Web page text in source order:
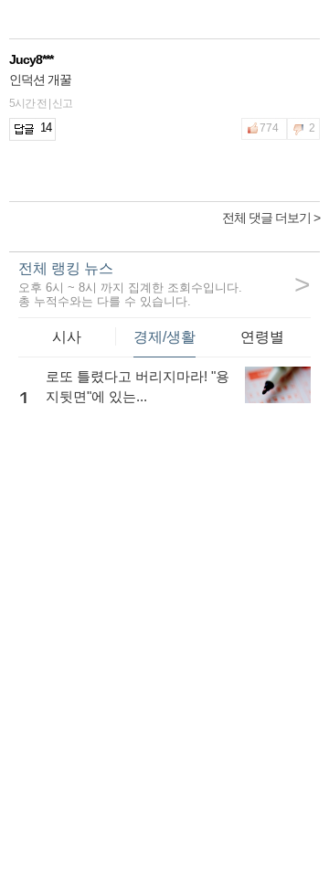
Jucy8***
인덕션 개꿀
5시간 전 | 신고
14 774 2
전체 댓글 더보기 >
전체 랭킹 뉴스
오후 6시 ~ 8시 까지 집계한 조회수입니다.
총 누적수와는 다를 수 있습니다.
>
시사 경제/생활 연령별
1
로또 틀렸다고 버리지마라! "용
지뒷면"에 있는...